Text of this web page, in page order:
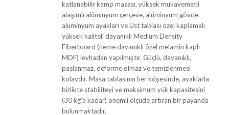
katlanabilir kamp masası, yüksek mukavemetli
alaşımlı alüminyum çerçeve, alüminyum gövde,
alüminyum ayakları ve Üst tablası özel kaplamalı
yüksek kaliteli dayanıklı Medium Density
Fiberboard (neme dayanıklı özel melamin kaplı
MDF) levhadan yapılmıştır. Güçlü, dayanıklı,
paslanmaz, deforme olmaz ve temizlenmesi
kolaydır. Masa tablasının her köşesinde, ayaklarla
birlikte stabiliteyi ve maksimum yük kapasitesini
(30 kg'a kadar) önemli ölçüde artıran bir payanda
bulunmaktadır.